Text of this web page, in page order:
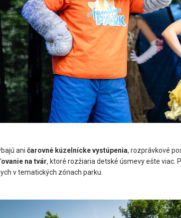
ani čarovné kúzelnícke vystúpenia, rozprávkové
na tvár, ktoré rozžiaria detské úsmevy ešte viac.
v tematických zónach parku.